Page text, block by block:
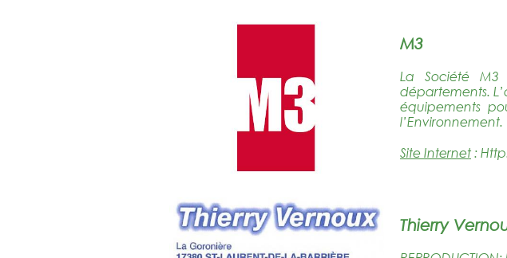
M3
La Société
départements.
équipements
l’Environnement.
Site Internet :
Thierry